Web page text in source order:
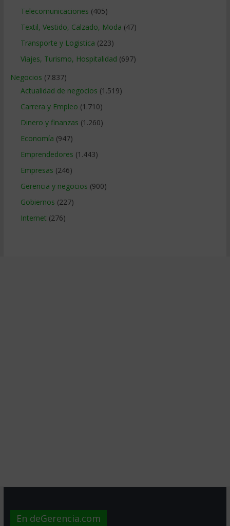
Telecomunicaciones (405)
Textil, Vestido, Calzado, Moda (47)
Transporte y Logistica (223)
Viajes, Turismo, Hospitalidad (697)
Negocios (7.837)
Actualidad de negocios (1.519)
Carrera y Empleo (1.710)
Dinero y finanzas (1.260)
Economía (947)
Emprendedores (1.443)
Empresas (246)
Gerencia y negocios (900)
Gobiernos (227)
Internet (276)
En deGerencia.com